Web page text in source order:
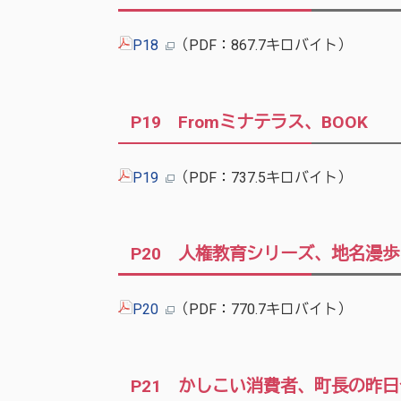
P18 （PDF：867.7キロバイト）
P19 Fromミナテラス、BOOK
P19 （PDF：737.5キロバイト）
P20 人権教育シリーズ、地名漫歩
P20 （PDF：770.7キロバイト）
P21 かしこい消費者、町長の昨